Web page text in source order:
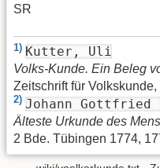
SR
1) Kutter, Uli
Volks-Kunde. Ein Beleg
Zeitschrift für
2) Johann Gottfried
Älteste Urkunde des
2 Bde. Tübingen 1774,